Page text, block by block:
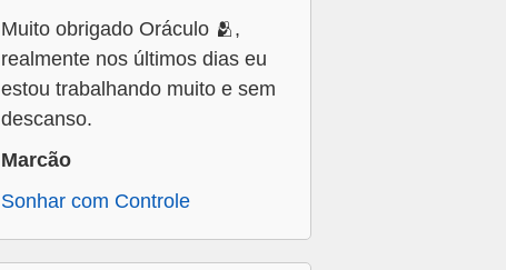
Muito obrigado Oráculo 🫂,
realmente nos últimos dias eu
estou trabalhando muito e sem
descanso.
Marcão
Sonhar com Controle